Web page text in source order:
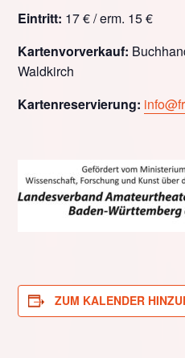
Eintritt: 17 € / erm. 15 €
Kartenvorverkauf:
Waldkirch
Kartenreservierung:
ZUM KALENDER